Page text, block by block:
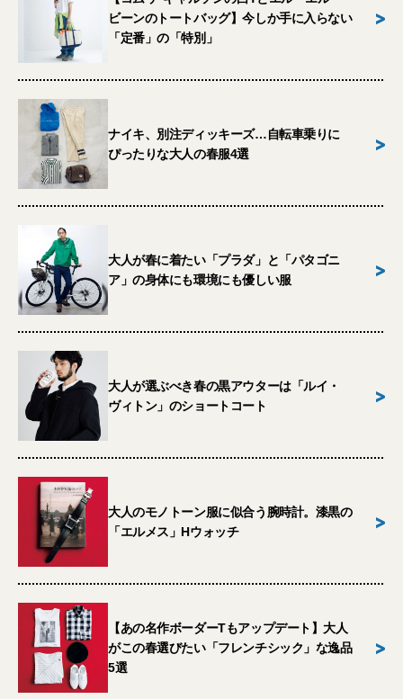
ビーンのトートバッグ】今しか手に入らない
「定番」の「特別」
>
ナイキ、別注ディッキーズ…自転車乗りに
ぴったりな大人の春服4選
>
大人が春に着たい「プラダ」と「パタゴニ
ア」の身体にも環境にも優しい服
>
大人が選ぶべき春の黒アウターは「ルイ・
ヴィトン」のショートコート
>
大人のモノトーン服に似合う腕時計。漆黒の
「エルメス」Hウォッチ
>
【あの名作ボーダーTもアップデート】大人
がこの春選びたい「フレンチシック」な逸品
5選
>